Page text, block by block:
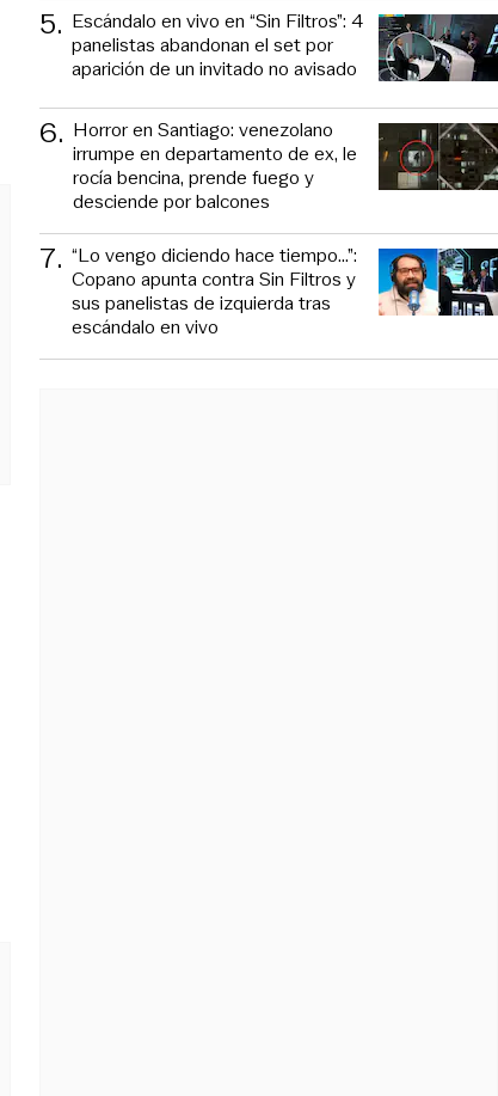
5. Escándalo en vivo en “Sin Filtros”: 4
panelistas abandonan el set por
aparición de un invitado no avisado
6. Horror en Santiago: venezolano
irrumpe en departamento de ex, le
rocía bencina, prende fuego y
desciende por balcones
7. “Lo vengo diciendo hace tiempo...”:
Copano apunta contra Sin Filtros y
sus panelistas de izquierda tras
escándalo en vivo